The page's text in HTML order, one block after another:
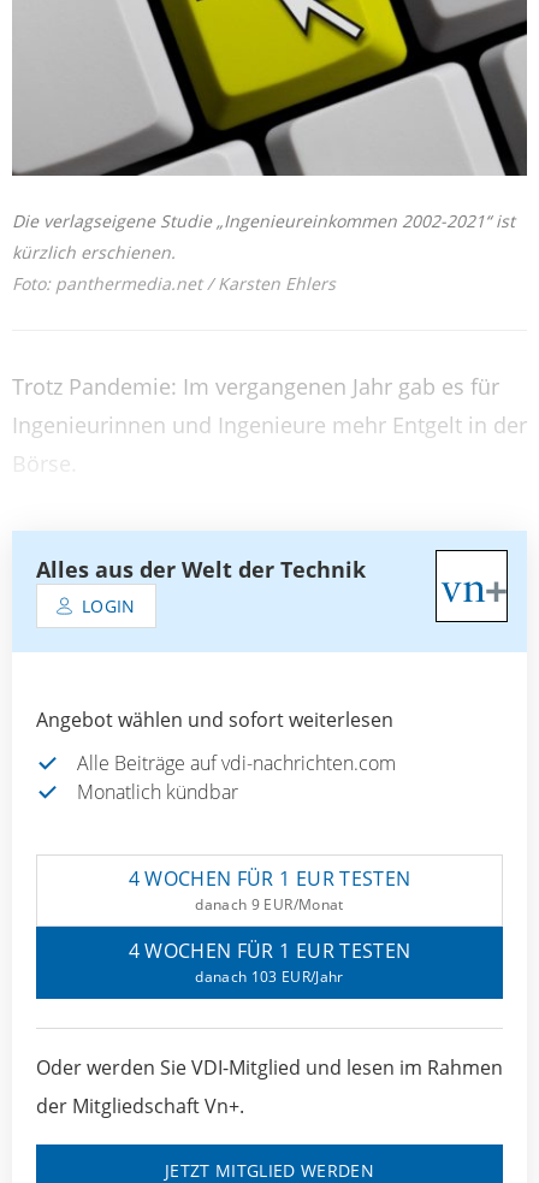
Die verlagseigene Studie „Ingenieureinkommen 2002-2021“ ist
kürzlich erschienen.
Foto: panthermedia.net / Karsten Ehlers
Trotz Pandemie: Im vergangenen Jahr gab es für
Ingenieurinnen und Ingenieure mehr Entgelt in der
Börse.
Alles aus der Welt der Technik
LOGIN
Angebot wählen und sofort weiterlesen
Alle Beiträge auf vdi-nachrichten.com
Monatlich kündbar
4 WOCHEN FÜR 1 EUR TESTEN
danach 9 EUR/Monat
4 WOCHEN FÜR 1 EUR TESTEN
danach 103 EUR/Jahr
Oder werden Sie VDI-Mitglied und lesen im Rahmen
der Mitgliedschaft Vn+.
JETZT MITGLIED WERDEN